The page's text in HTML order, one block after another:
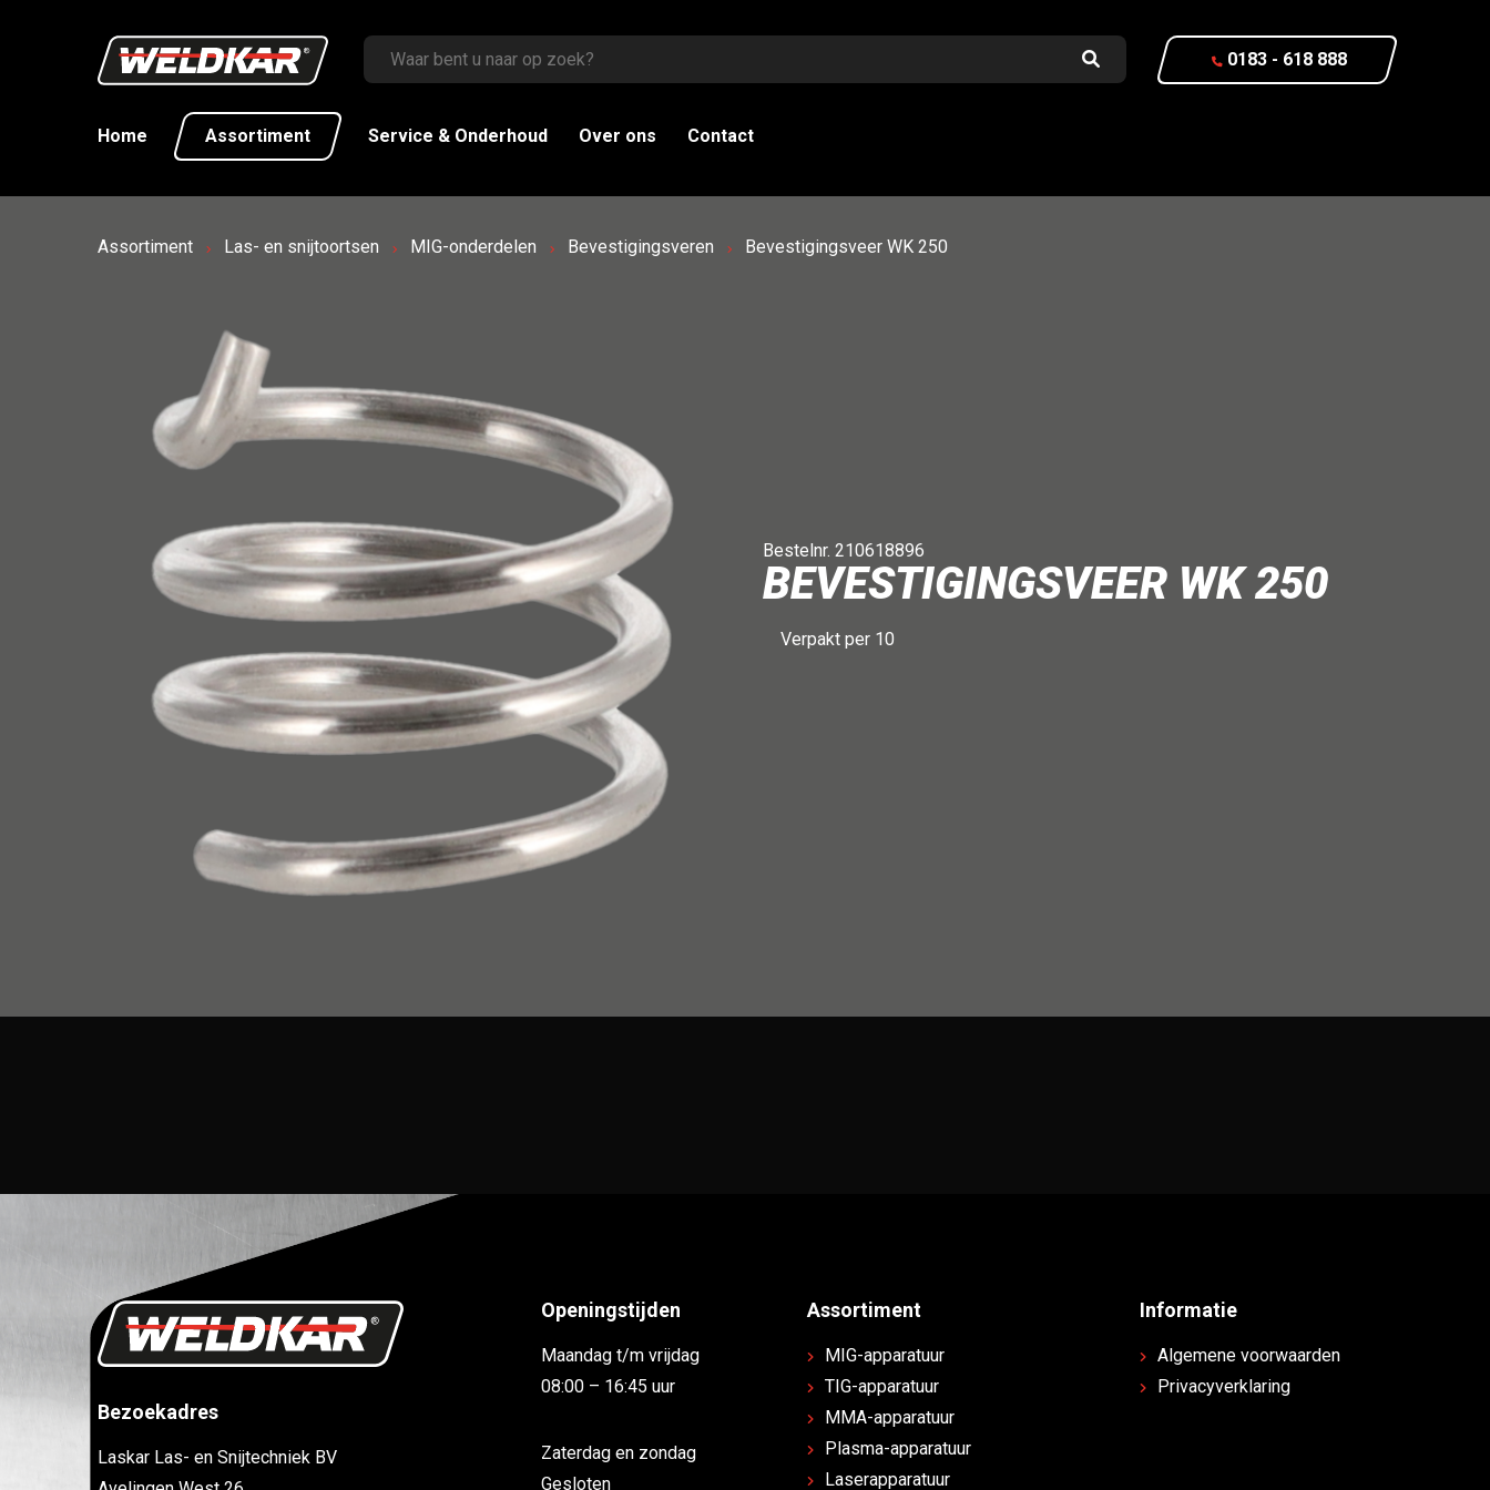
0183 - 618 888
Home Assortiment Service & Onderhoud Over ons Contact
Assortiment Las- en snijtoortsen MIG-onderdelen Bevestigingsveren Bevestigingsveer WK 250
Bestelnr. 210618896
BEVESTIGINGSVEER WK 250
Verpakt per 10
Bezoekadres
Laskar Las- en Snijtechniek BV
Openingstijden
Maandag t/m vrijdag
08:00 – 16:45 uur
Zaterdag en zondag
Gesloten
Assortiment
MIG-apparatuur
TIG-apparatuur
MMA-apparatuur
Plasma-apparatuur
Laserapparatuur
Informatie
Algemene voorwaarden
Privacyverklaring